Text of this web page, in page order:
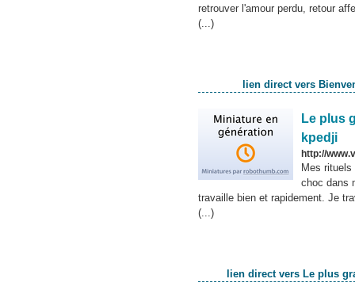
retrouver l'amour perdu, retour
(...)
lien direct vers
Le plus
kpedji
http://
Mes
choc dans
travaille bien et rapidement. Je
(...)
lien direct vers Le plus